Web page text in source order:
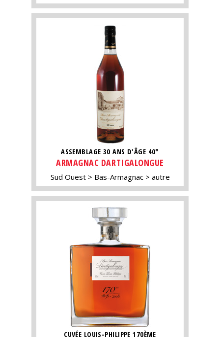
ASSEMBLAGE 30 ANS D'ÂGE 40°
ARMAGNAC DARTIGALONGUE
Sud Ouest Bas-Armagnac autre
CUVÉE LOUIS-PHILIPPE 170ÈME